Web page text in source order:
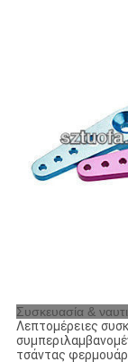
Συσκευασία &
Λεπτομέρειες
τσάντας